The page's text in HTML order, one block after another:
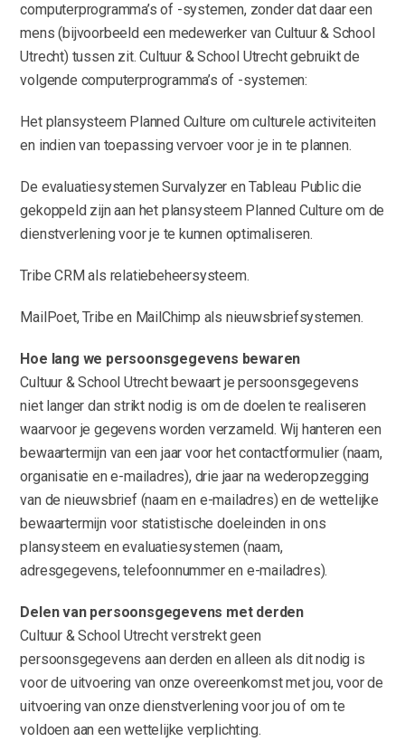
computerprogramma’s of -systemen, zonder dat daar een
mens (bijvoorbeeld een medewerker van Cultuur & School
Utrecht) tussen zit. Cultuur & School Utrecht gebruikt de
volgende computerprogramma’s of -systemen:
Het plansysteem Planned Culture om culturele activiteiten
en indien van toepassing vervoer voor je in te plannen.
De evaluatiesystemen Survalyzer en Tableau Public die
gekoppeld zijn aan het plansysteem Planned Culture om de
dienstverlening voor je te kunnen optimaliseren.
Tribe CRM als relatiebeheersysteem.
MailPoet, Tribe en MailChimp als nieuwsbriefsystemen.
Hoe lang we persoonsgegevens bewaren
Cultuur & School Utrecht bewaart je persoonsgegevens
niet langer dan strikt nodig is om de doelen te realiseren
waarvoor je gegevens worden verzameld. Wij hanteren een
bewaartermijn van een jaar voor het contactformulier (naam,
organisatie en e-mailadres), drie jaar na wederopzegging
van de nieuwsbrief (naam en e-mailadres) en de wettelijke
bewaartermijn voor statistische doeleinden in ons
plansysteem en evaluatiesystemen (naam,
adresgegevens, telefoonnummer en e-mailadres).
Delen van persoonsgegevens met derden
Cultuur & School Utrecht verstrekt geen
persoonsgegevens aan derden en alleen als dit nodig is
voor de uitvoering van onze overeenkomst met jou, voor de
uitvoering van onze dienstverlening voor jou of om te
voldoen aan een wettelijke verplichting.